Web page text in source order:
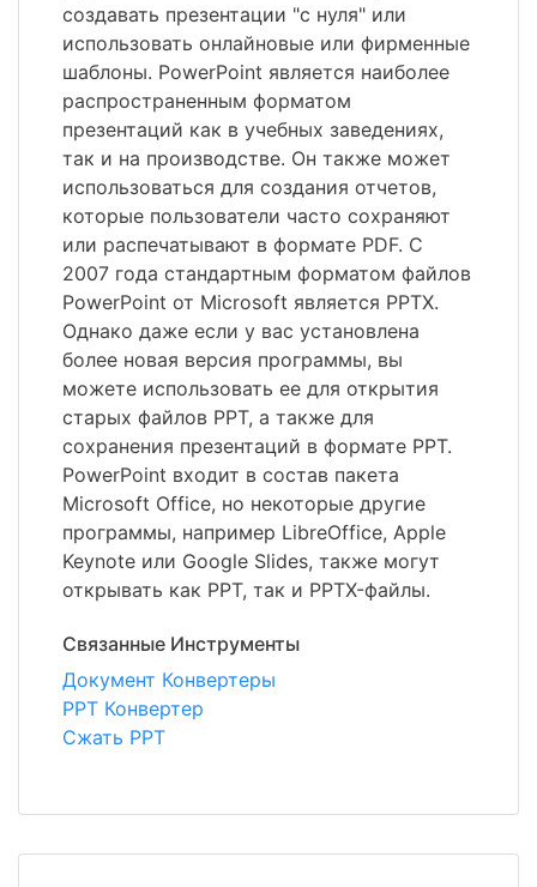
создавать презентации "с нуля" или
использовать онлайновые или фирменные
шаблоны. PowerPoint является наиболее
распространенным форматом
презентаций как в учебных заведениях,
так и на производстве. Он также может
использоваться для создания отчетов,
которые пользователи часто сохраняют
или распечатывают в формате PDF. С
2007 года стандартным форматом файлов
PowerPoint от Microsoft является PPTX.
Однако даже если у вас установлена
более новая версия программы, вы
можете использовать ее для открытия
старых файлов PPT, а также для
сохранения презентаций в формате PPT.
PowerPoint входит в состав пакета
Microsoft Office, но некоторые другие
программы, например LibreOffice, Apple
Keynote или Google Slides, также могут
открывать как PPT, так и PPTX-файлы.
Связанные Инструменты
Документ Конвертеры
PPT Конвертер
Сжать PPT